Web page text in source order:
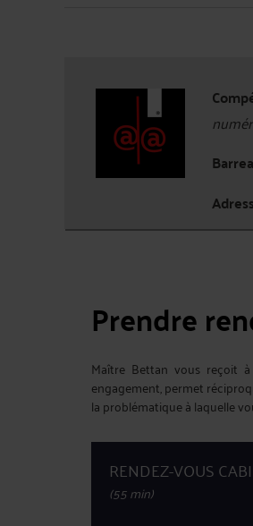
Prendre
Maître Bettan vous reçoit
engagement, permet
la problématique à laquelle
RENDEZ-VOUS
(55 min)